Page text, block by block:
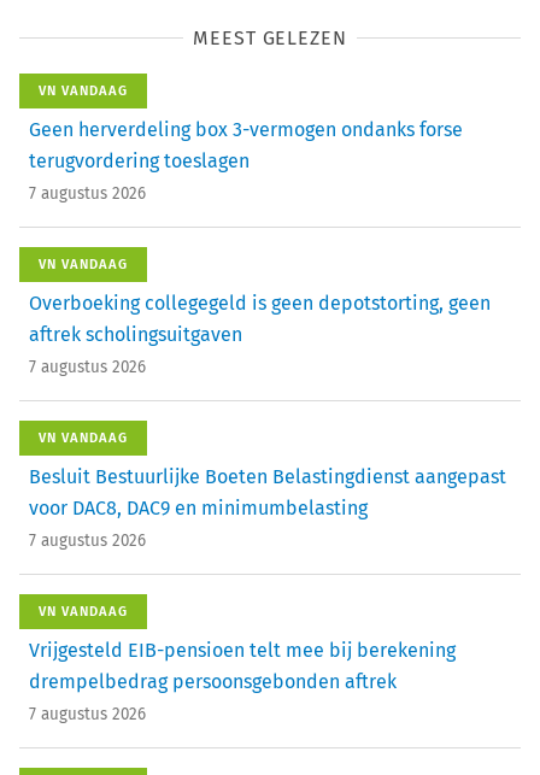
MEEST GELEZEN
VN VANDAAG
Geen herverdeling box 3-vermogen ondanks forse
terugvordering toeslagen
7 augustus 2026
VN VANDAAG
Overboeking collegegeld is geen depotstorting, geen
aftrek scholingsuitgaven
7 augustus 2026
VN VANDAAG
Besluit Bestuurlijke Boeten Belastingdienst aangepast
voor DAC8, DAC9 en minimumbelasting
7 augustus 2026
VN VANDAAG
Vrijgesteld EIB-pensioen telt mee bij berekening
drempelbedrag persoonsgebonden aftrek
7 augustus 2026